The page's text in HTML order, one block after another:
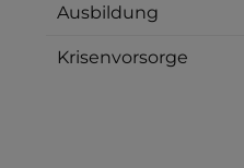
Ausbildung
Krisenvorsorge